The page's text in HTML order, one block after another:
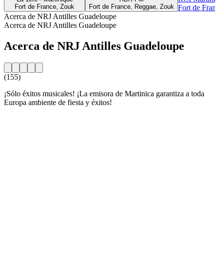
Fort de France, Zouk
Fort de France, Reggae, Zouk Fort de
Acerca de NRJ Antilles Guadeloupe
Acerca de NRJ Antilles Guadeloupe
Acerca de NRJ Antilles Guadeloupe
(155)
¡Sólo éxitos musicales! ¡La emisora de Martinica garantiza a toda
Europa ambiente de fiesta y éxitos!